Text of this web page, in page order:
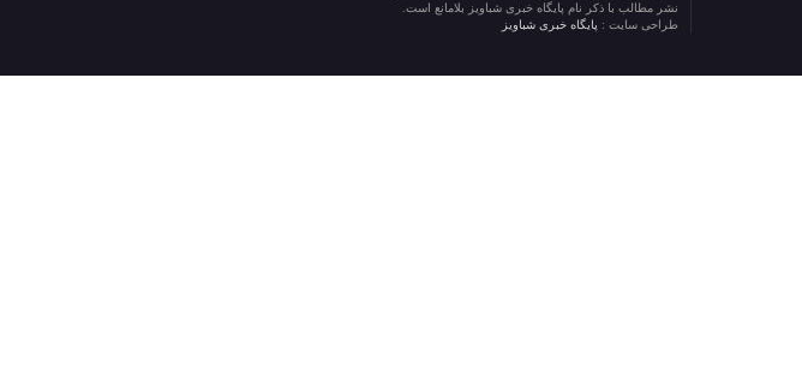
نشر مطالب با ذکر نام پایگاه خبری شباویز بلامانع است.
طراحی سایت : پایگاه خبری شباویز